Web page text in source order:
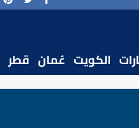
الكويت عُمان قطر